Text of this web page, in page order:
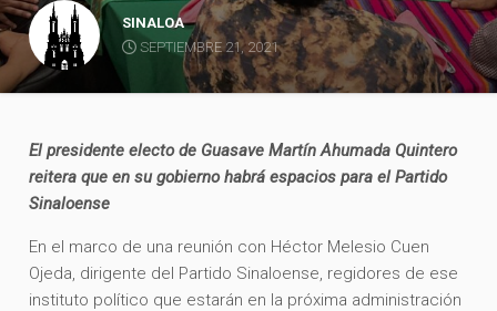
SINALOA
SEPTIEMBRE 21, 2021
El presidente electo de Guasave Martín Ahumada Quintero
reitera que en su gobierno habrá espacios para el Partido
Sinaloense
En el marco de una reunión con Héctor Melesio Cuen
Ojeda, dirigente del Partido Sinaloense, regidores de ese
instituto político que estarán en la próxima administración